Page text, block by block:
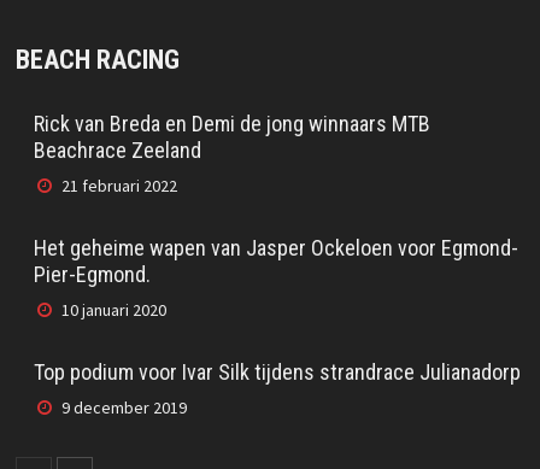
BEACH RACING
Rick van Breda en Demi de jong winnaars MTB
Beachrace Zeeland
21 februari 2022
Het geheime wapen van Jasper Ockeloen voor Egmond-
Pier-Egmond.
10 januari 2020
Top podium voor Ivar Silk tijdens strandrace Julianadorp
9 december 2019